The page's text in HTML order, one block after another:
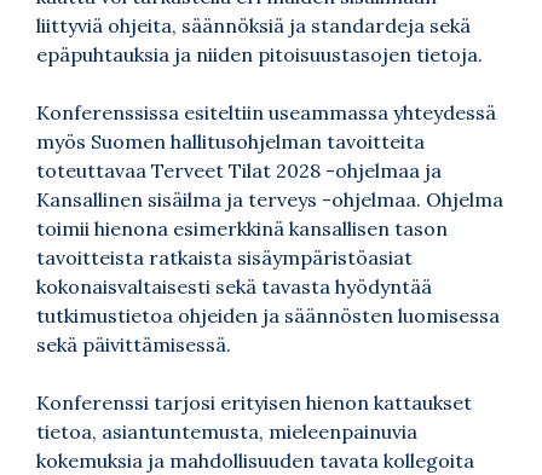
liittyviä ohjeita, säännöksiä ja standardeja sekä
epäpuhtauksia ja niiden pitoisuustasojen tietoja.
Konferenssissa esiteltiin useammassa yhteydessä
myös Suomen hallitusohjelman tavoitteita
toteuttavaa Terveet Tilat 2028 -ohjelmaa ja
Kansallinen sisäilma ja terveys -ohjelmaa. Ohjelma
toimii hienona esimerkkinä kansallisen tason
tavoitteista ratkaista sisäympäristöasiat
kokonaisvaltaisesti sekä tavasta hyödyntää
tutkimustietoa ohjeiden ja säännösten luomisessa
sekä päivittämisessä.
Konferenssi tarjosi erityisen hienon kattaukset
tietoa, asiantuntemusta, mieleenpainuvia
kokemuksia ja mahdollisuuden tavata kollegoita